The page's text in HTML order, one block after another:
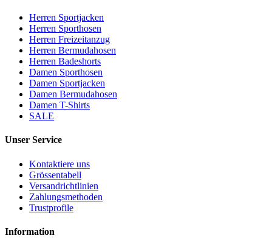
Herren Sportjacken
Herren Sporthosen
Herren Freizeitanzug
Herren Bermudahosen
Herren Badeshorts
Damen Sporthosen
Damen Sportjacken
Damen Bermudahosen
Damen T-Shirts
SALE
Unser Service
Kontaktiere uns
Grössentabell
Versandrichtlinien
Zahlungsmethoden
Trustprofile
Information